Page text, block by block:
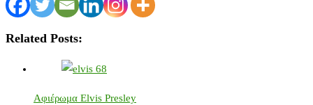
Related Posts:
Αφιέρωμα Elvis Presley